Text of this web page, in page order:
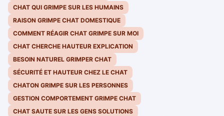
CHAT QUI GRIMPE SUR LES HUMAINS
RAISON GRIMPE CHAT DOMESTIQUE
COMMENT RÉAGIR CHAT GRIMPE SUR MOI
CHAT CHERCHE HAUTEUR EXPLICATION
BESOIN NATUREL GRIMPER CHAT
SÉCURITÉ ET HAUTEUR CHEZ LE CHAT
CHATON GRIMPE SUR LES PERSONNES
GESTION COMPORTEMENT GRIMPE CHAT
CHAT SAUTE SUR LES GENS SOLUTIONS